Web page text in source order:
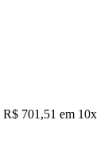
R$ 701,51 em 10x